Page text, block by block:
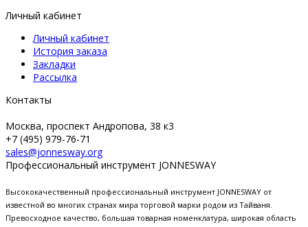
Личный кабинет
Личный кабинет
История заказа
Закладки
Рассылка
Контакты
Москва, проспект Андропова, 38 к3
+7 (495) 979-76-71
sales@jonnesway.org
Профессиональный инструмент JONNESWAY
Высококачественный профессиональный инструмент JONNESWAY от
известной во многих странах мира торговой марки родом из Тайваня.
Превосходное качество, большая товарная номенклатура, широкая область